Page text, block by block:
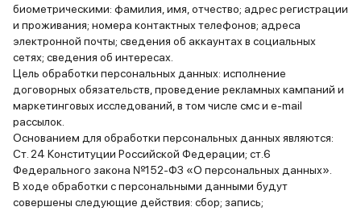
биометрическими: фамилия, имя, отчество; адрес регистрации
и проживания; номера контактных телефонов; адреса
электронной почты; сведения об аккаунтах в социальных
сетях; сведения об интересах.
Цель обработки персональных данных: исполнение
договорных обязательств, проведение рекламных кампаний и
маркетинговых исследований, в том числе смс и e-mail
рассылок.
Основанием для обработки персональных данных являются:
Ст. 24 Конституции Российской Федерации; ст.6
Федерального закона №152-ФЗ «О персональных данных».
В ходе обработки с персональными данными будут
совершены следующие действия: сбор; запись;